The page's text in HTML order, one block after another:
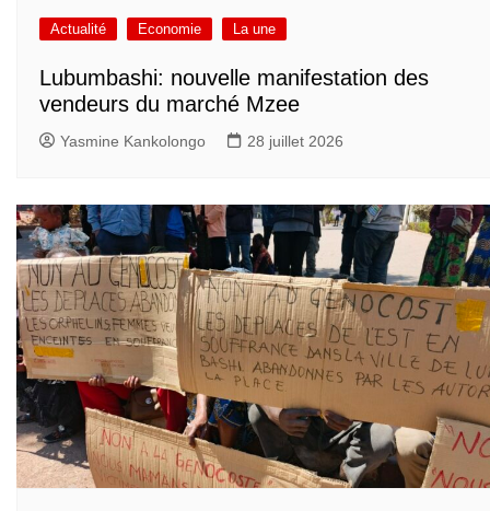
Actualité Economie La une
Lubumbashi: nouvelle manifestation des
vendeurs du marché Mzee
Yasmine Kankolongo 28 juillet 2026